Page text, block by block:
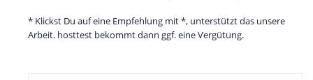
* Klickst Du auf eine Empfehlung mit *, unterstützt das unsere
Arbeit. hosttest bekommt dann ggf. eine Vergütung.